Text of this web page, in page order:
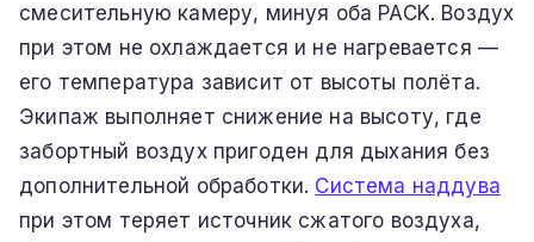
смесительную камеру, минуя оба PACK. Воздух
при этом не охлаждается и не нагревается —
его температура зависит от высоты полёта.
Экипаж выполняет снижение на высоту, где
забортный воздух пригоден для дыхания без
дополнительной обработки. Система наддува
при этом теряет источник сжатого воздуха,